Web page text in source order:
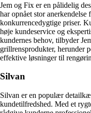
Jem og Fix er en pålidelig
har opnået stor
konkurrencedygtige priser.
høje kundeservice og
kundernes behov, tilbyder
grillrensprodukter, herunder
effektive løsninger til
Silvan
Silvan er en populær
kundetilfredshed. Med et